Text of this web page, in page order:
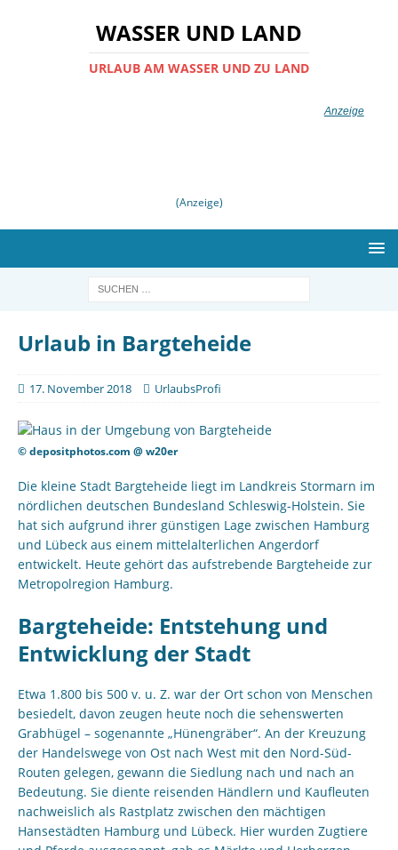
WASSER UND LAND
URLAUB AM WASSER UND ZU LAND
(Anzeige)
Urlaub in Bargteheide
17. November 2018 UrlaubsProfi
© depositphotos.com @ w20er
Die kleine Stadt Bargteheide liegt im Landkreis Stormarn im
nördlichen deutschen Bundesland Schleswig-Holstein. Sie
hat sich aufgrund ihrer günstigen Lage zwischen Hamburg
und Lübeck aus einem mittelalterlichen Angerdorf
entwickelt. Heute gehört das aufstrebende Bargteheide zur
Metropolregion Hamburg.
Bargteheide: Entstehung und
Entwicklung der Stadt
Etwa 1.800 bis 500 v. u. Z. war der Ort schon von Menschen
besiedelt, davon zeugen heute noch die sehenswerten
Grabhügel – sogenannte „Hünengräber“. An der Kreuzung
der Handelswege von Ost nach West mit den Nord-Süd-
Routen gelegen, gewann die Siedlung nach und nach an
Bedeutung. Sie diente reisenden Händlern und Kaufleuten
nachweislich als Rastplatz zwischen den mächtigen
Hansestädten Hamburg und Lübeck. Hier wurden Zugtiere